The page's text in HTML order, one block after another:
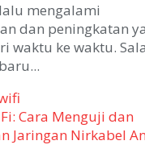
mengalami
dan peningkatan
waktu ke waktu.
Cara Menguji dan
Jaringan Nirkabel